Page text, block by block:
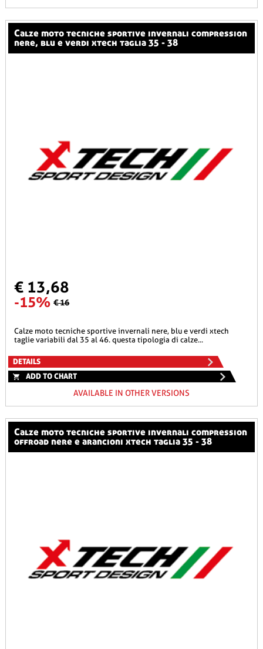
calze moto tecniche sportive invernali compression
nere, blu e verdi xtech taglia 35 - 38
€ 13,68
-15% € 16
calze moto tecniche sportive invernali nere, blu e verdi xtech
taglie variabili dal 35 al 46. questa tipologia di calze...
DETAILS
ADD TO CHART
AVAILABLE IN OTHER VERSIONS
calze moto tecniche sportive invernali compression
offroad nere e arancioni xtech taglia 35 - 38